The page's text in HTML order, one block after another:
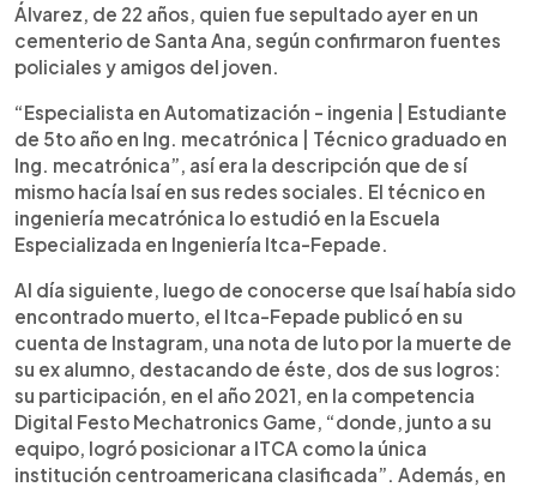
Álvarez, de 22 años, quien fue sepultado ayer en un
cementerio de Santa Ana, según confirmaron fuentes
policiales y amigos del joven.
“Especialista en Automatización - ingenia | Estudiante
de 5to año en Ing. mecatrónica | Técnico graduado en
Ing. mecatrónica”, así era la descripción que de sí
mismo hacía Isaí en sus redes sociales. El técnico en
ingeniería mecatrónica lo estudió en la Escuela
Especializada en Ingeniería Itca-Fepade.
Al día siguiente, luego de conocerse que Isaí había sido
encontrado muerto, el Itca-Fepade publicó en su
cuenta de Instagram, una nota de luto por la muerte de
su ex alumno, destacando de éste, dos de sus logros:
su participación, en el año 2021, en la competencia
Digital Festo Mechatronics Game, “donde, junto a su
equipo, logró posicionar a ITCA como la única
institución centroamericana clasificada”. Además, en